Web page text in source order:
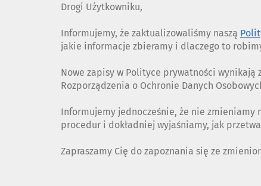
Drogi Użytkowniku,
Informujemy, że zaktualizowaliśmy naszą
jakie informacje zbieramy i dlaczego to
Nowe zapisy w Polityce prywatności wynikają
Rozporządzenia o Ochronie Danych
Informujemy jednocześnie, że nie
procedur i dokładniej wyjaśniamy, jak
Zapraszamy Cię do zapoznania się ze